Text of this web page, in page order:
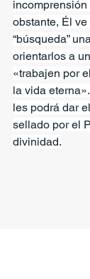
obstante, Él
“búsqueda”
orientarlos a
«trabajen por
la vida
les podrá dar
sellado por el
divinidad.